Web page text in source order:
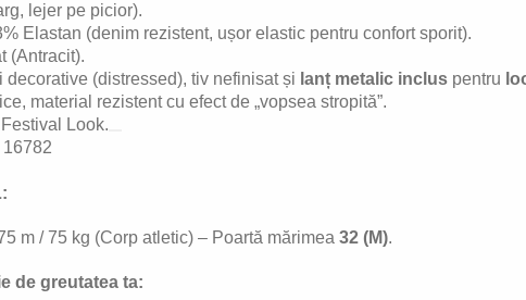
lejer pe picior).
Elastan (denim rezistent, ușor elastic pentru confort sporit).
(Antracit).
decorative (distressed), tiv nefinisat și lanț metalic incluspentru
material rezistent cu efect de „vopsea stropită”.
Look.
m / 75 kg (Corp atletic) – Poartă mărimea 32 (M).
de greutatea ta: